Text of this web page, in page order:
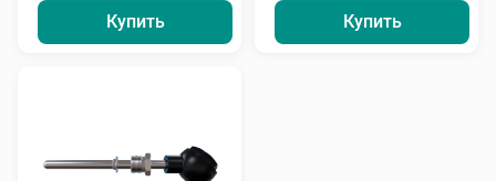
Купить Купить